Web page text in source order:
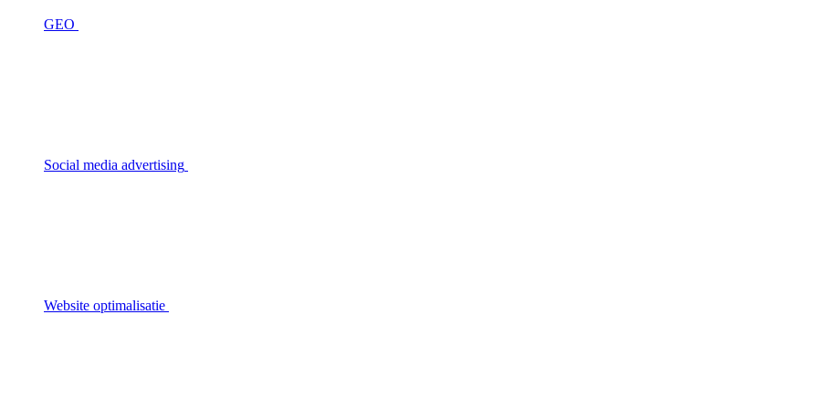
GEO
Social media advertising
Website optimalisatie